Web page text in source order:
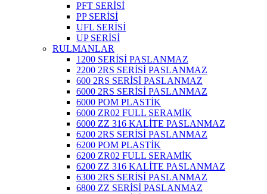
PFT SERİSİ
PP SERİSİ
UFL SERİSİ
UP SERİSİ
RULMANLAR
1200 SERİSİ PASLANMAZ
2200 2RS SERİSİ PASLANMAZ
600 2RS SERİSİ PASLANMAZ
6000 2RS SERİSİ PASLANMAZ
6000 POM PLASTİK
6000 ZR02 FULL SERAMİK
6000 ZZ 316 KALİTE PASLANMAZ
6200 2RS SERİSİ PASLANMAZ
6200 POM PLASTİK
6200 ZR02 FULL SERAMİK
6200 ZZ 316 KALİTE PASLANMAZ
6300 2RS SERİSİ PASLANMAZ
6800 ZZ SERİSİ PASLANMAZ